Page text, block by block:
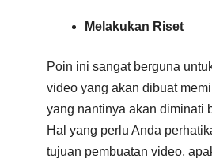
Melakukan Riset
Poin ini sangat berguna
video yang akan dibuat
yang nantinya akan diminati
Hal yang perlu Anda
tujuan pembuatan video,